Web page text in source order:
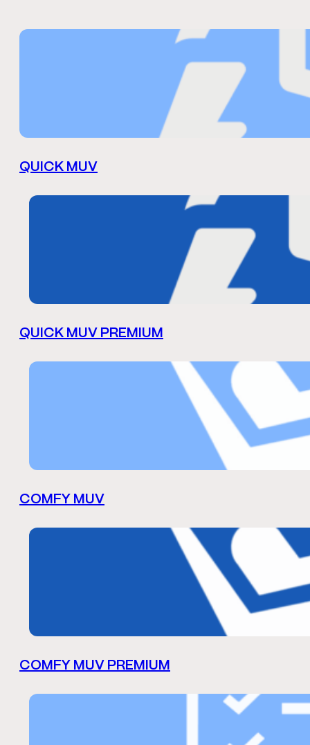
QUICK MUV
QUICK MUV PREMIUM
COMFY MUV
COMFY MUV PREMIUM